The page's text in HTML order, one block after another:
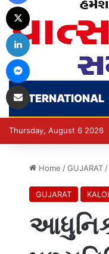
INTERNATIONAL
Thursday, August 6 2026
Home / GUJARAT /
GUJARAT
આધુનિક
LinkedIn